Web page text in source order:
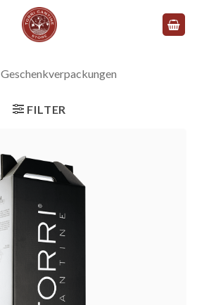
Geschenkverpackungen
FILTER